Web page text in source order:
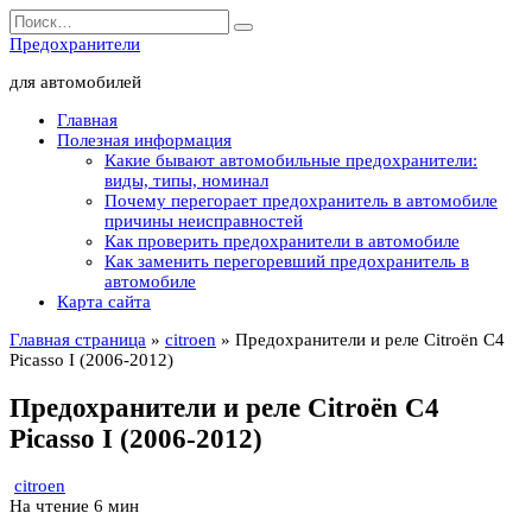
Перейти
к
содержанию
Search
for:
Предохранители
для автомобилей
Главная
Полезная информация
Какие бывают автомобильные предохранители:
виды, типы, номинал
Почему перегорает предохранитель в автомобиле
причины неисправностей
Как проверить предохранители в автомобиле
Как заменить перегоревший предохранитель в
автомобиле
Карта сайта
Главная страница » citroen » Предохранители и реле Citroën C4
Picasso I (2006-2012)
Предохранители и реле Citroën C4
Picasso I (2006-2012)
citroen
На чтение 6 мин